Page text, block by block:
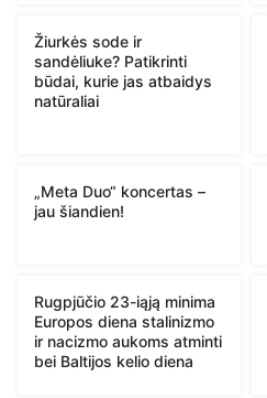
Žiurkės sode ir
sandėliuke? Patikrinti
būdai, kurie jas atbaidys
natūraliai
„Meta Duo“ koncertas –
jau šiandien!
Rugpjūčio 23-iąją minima
Europos diena stalinizmo
ir nacizmo aukoms atminti
bei Baltijos kelio diena